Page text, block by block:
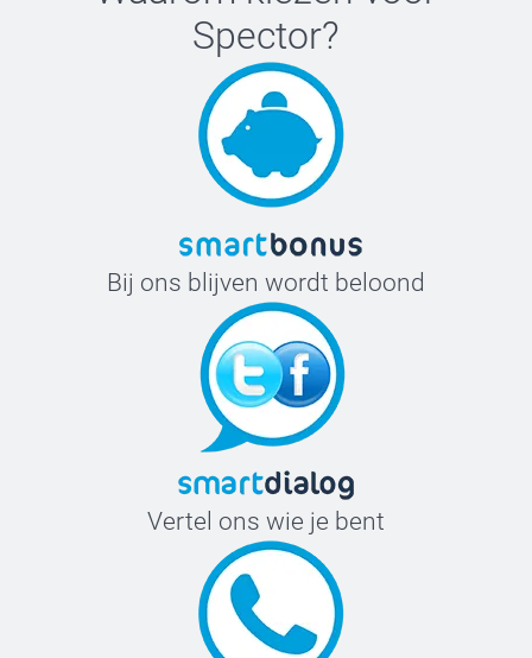
Spector?
Bij ons blijven wordt beloond
Vertel ons wie je bent